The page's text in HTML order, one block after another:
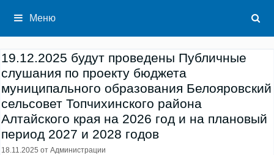
содержимому
Меню
19.12.2025 будут проведены Публичные
слушания по проекту бюджета
муниципального образования Белояровский
сельсовет Топчихинского района
Алтайского края на 2026 год и на плановый
период 2027 и 2028 годов
18.11.2025 от Администрации